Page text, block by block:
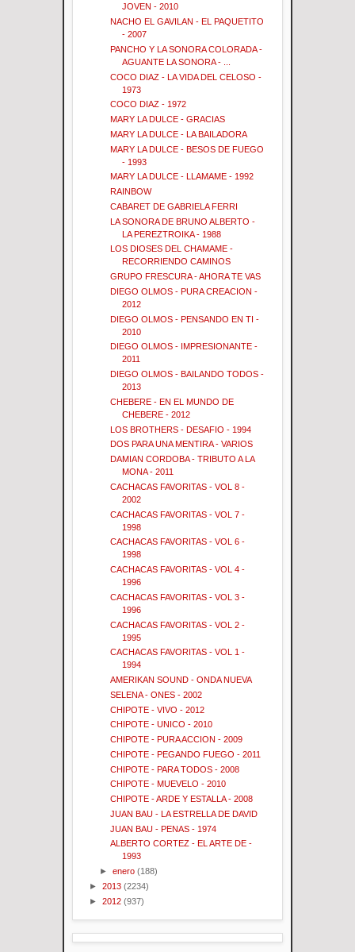
JOVEN - 2010
NACHO EL GAVILAN - EL PAQUETITO
- 2007
PANCHO Y LA SONORA COLORADA -
AGUANTE LA SONORA - ...
COCO DIAZ - LA VIDA DEL CELOSO -
1973
COCO DIAZ - 1972
MARY LA DULCE - GRACIAS
MARY LA DULCE - LA BAILADORA
MARY LA DULCE - BESOS DE FUEGO
- 1993
MARY LA DULCE - LLAMAME - 1992
RAINBOW
CABARET DE GABRIELA FERRI
LA SONORA DE BRUNO ALBERTO -
LA PEREZTROIKA - 1988
LOS DIOSES DEL CHAMAME -
RECORRIENDO CAMINOS
GRUPO FRESCURA - AHORA TE VAS
DIEGO OLMOS - PURA CREACION -
2012
DIEGO OLMOS - PENSANDO EN TI -
2010
DIEGO OLMOS - IMPRESIONANTE -
2011
DIEGO OLMOS - BAILANDO TODOS -
2013
CHEBERE - EN EL MUNDO DE
CHEBERE - 2012
LOS BROTHERS - DESAFIO - 1994
DOS PARA UNA MENTIRA - VARIOS
DAMIAN CORDOBA - TRIBUTO A LA
MONA - 2011
CACHACAS FAVORITAS - VOL 8 -
2002
CACHACAS FAVORITAS - VOL 7 -
1998
CACHACAS FAVORITAS - VOL 6 -
1998
CACHACAS FAVORITAS - VOL 4 -
1996
CACHACAS FAVORITAS - VOL 3 -
1996
CACHACAS FAVORITAS - VOL 2 -
1995
CACHACAS FAVORITAS - VOL 1 -
1994
AMERIKAN SOUND - ONDA NUEVA
SELENA - ONES - 2002
CHIPOTE - VIVO - 2012
CHIPOTE - UNICO - 2010
CHIPOTE - PURA ACCION - 2009
CHIPOTE - PEGANDO FUEGO - 2011
CHIPOTE - PARA TODOS - 2008
CHIPOTE - MUEVELO - 2010
CHIPOTE - ARDE Y ESTALLA - 2008
JUAN BAU - LA ESTRELLA DE DAVID
JUAN BAU - PENAS - 1974
ALBERTO CORTEZ - EL ARTE DE -
1993
►enero (188)
► 2013 (2234)
► 2012 (937)